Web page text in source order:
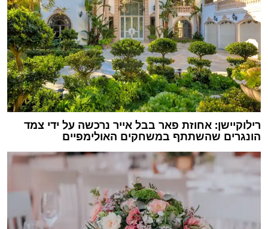
רילוקיישן: אחוזת פאר בבל אייר נרכשה על ידי צמד
הונגרים שהשתתף במשחקים האולימפיים